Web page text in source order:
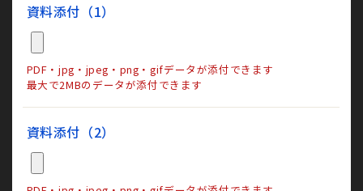
資料添付（1）
PDF・jpg・jpeg・png・gifデータが添付できます
最大で2MBのデータが添付できます
資料添付（2）